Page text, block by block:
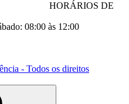
HORÁRIOS DE
08:00 às 12:00
- Todos os direitos